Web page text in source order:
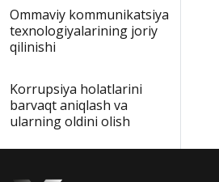
Ommaviy kommunikatsiya
texnologiyalarining joriy
qilinishi
Korrupsiya holatlarini
barvaqt aniqlash va
ularning oldini olish